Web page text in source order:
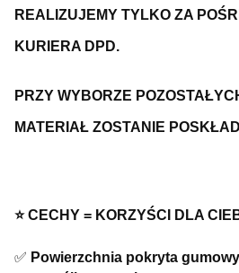
REALIZUJEMY TYLKO ZA
KURIERA DPD.
PRZY WYBORZE
MATERIAŁ ZOSTANIE
⭐️ CECHY = KORZYŚCI DLA
✅ Powierzchnia pokryta